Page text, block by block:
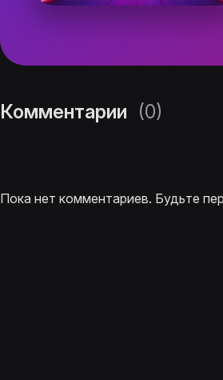
Комментарии (0)
Пока нет комментариев. Будьте